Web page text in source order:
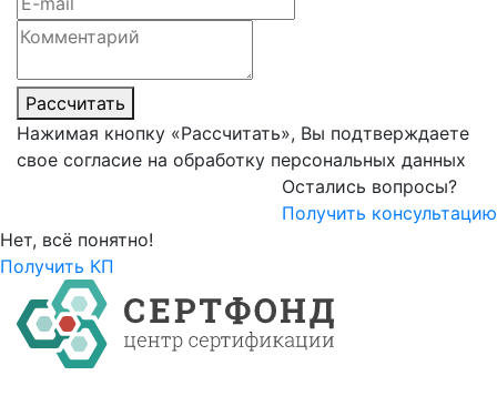
Рассчитать
Нажимая кнопку «Рассчитать», Вы подтверждаете
свое согласие на обработку персональных данных
Остались вопросы?
Получить консультацию
Нет, всё понятно!
Получить КП